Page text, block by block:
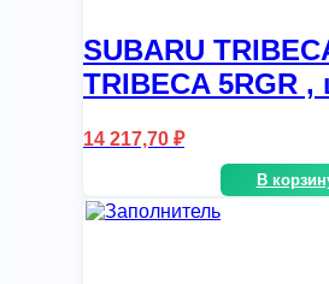
SUBARU
TRIBECA 5RGR ,
14 217,70 ₽
В